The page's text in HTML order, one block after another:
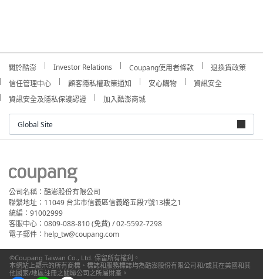
關於酷澎 Investor Relations Coupang使用者條款
退換貨政策
信任管理中心
顧客隱私權政策通知 安心購物
資訊安全
資訊安全及隱私保護認證
加入酷澎商城
Global Site
公司名稱：酷澎股份有限公司
聯繫地址：11049 台北市信義區信義路五段7號13樓之1
統編：91002999
客服中心：0809-088-810 (免費) / 02-5592-7298
電子郵件：help_tw@coupang.com
©Coupang Taiwan Co., Ltd. 保留所有權利。
本網站上顯示的所有商標、標誌和服務標誌均為酷澎股份有限公司和/或其在美國和其
他國家/地區註冊之關聯公司之所屬財產。